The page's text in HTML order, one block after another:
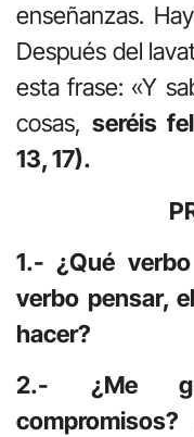
enseñanzas.
Después del
esta frase: «Y
cosas, seréis
13, 17).
1.- ¿Qué
verbo pensar,
hacer?
2.- ¿Me